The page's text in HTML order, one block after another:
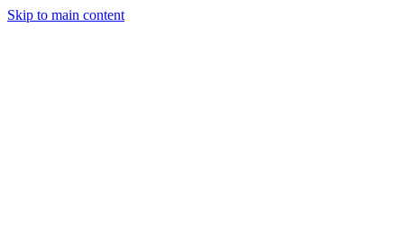
Skip to main content